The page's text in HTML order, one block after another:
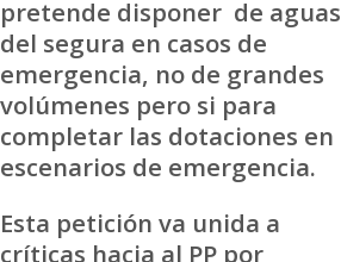
pretende disponer de aguas
del segura en casos de
emergencia, no de grandes
volúmenes pero si para
completar las dotaciones en
escenarios de emergencia.
Esta petición va unida a
críticas hacia al PP por